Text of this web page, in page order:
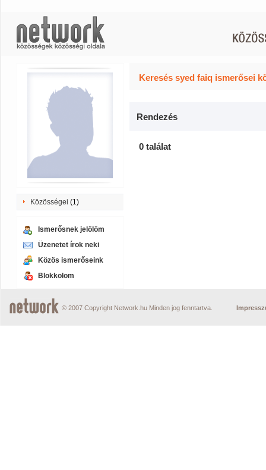
Közösségei (1)
Ismerősnek jelölöm
Üzenetet írok neki
Közös ismerőseink
Blokkolom
Keresés syed faiq ismerősei
Rendezés
0 találat
© 2007 Copyright Network.hu Minden jog fenntartva.